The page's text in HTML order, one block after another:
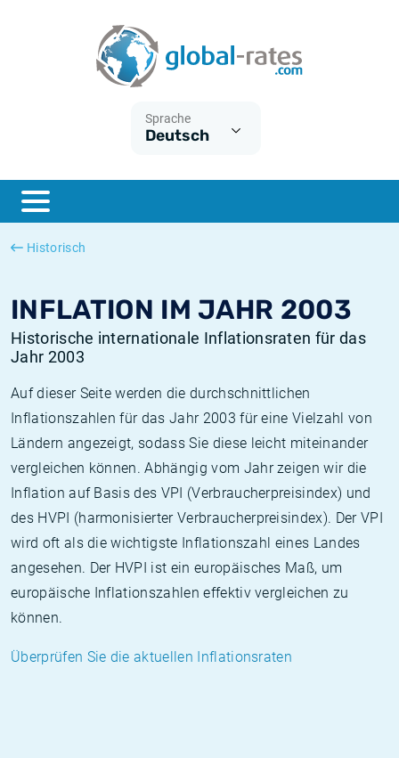
Sprache
Deutsch
Historisch
INFLATION IM JAHR 2003
Historische internationale Inflationsraten für das
Jahr 2003
Auf dieser Seite werden die durchschnittlichen
Inflationszahlen für das Jahr 2003 für eine Vielzahl von
Ländern angezeigt, sodass Sie diese leicht miteinander
vergleichen können. Abhängig vom Jahr zeigen wir die
Inflation auf Basis des VPI (Verbraucherpreisindex) und
des HVPI (harmonisierter Verbraucherpreisindex). Der VPI
wird oft als die wichtigste Inflationszahl eines Landes
angesehen. Der HVPI ist ein europäisches Maß, um
europäische Inflationszahlen effektiv vergleichen zu
können.
Überprüfen Sie die aktuellen Inflationsraten
ESTER
SONIA
Was ist die VPI-Inflation?
Was ist die HVPI-Inflation?
Deutsche inflation
Europäische inflation
Historische Euribor-Sätze
Historische ESTER-Sätze
Historische SOFR-Sätze
Historische SONIA-Sätze
Inflationsrechner